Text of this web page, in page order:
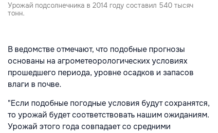
Урожай подсолнечника в 2014 году составил 540 тысяч
тонн.
В ведомстве отмечают, что подобные прогнозы
основаны на агрометеорологических условиях
прошедшего периода, уровне осадков и запасов
влаги в почве.
"Если подобные погодные условия будут сохранятся,
то урожай будет соответствовать нашим ожиданиям.
Урожай этого года совпадает со средними